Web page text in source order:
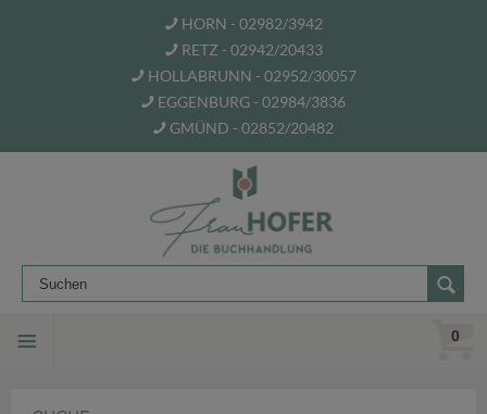
HORN - 02982/3942
RETZ - 02942/20433
HOLLABRUNN - 02952/30057
EGGENBURG - 02984/3836
GMÜND - 02852/20482
0